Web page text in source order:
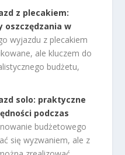
z plecakiem:
oszczędzania w
wyjazdu z plecakiem
ale kluczem do
budżetu,
solo: praktyczne
podczas
budżetowego
się wyzwaniem, ale z